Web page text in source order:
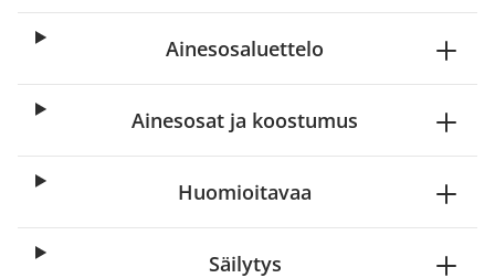
Ainesosaluettelo
Ainesosat ja koostumus
Huomioitavaa
Säilytys